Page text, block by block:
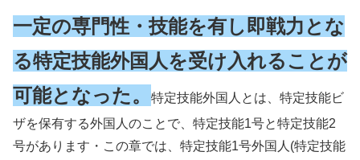
一定の専門性・技能を有し即戦力とな
る特定技能外国人を受け入れることが
可能となった。
特定技能外国人とは、特定技能ビ
ザを保有する外国人のことで、特定技能1号と特定技能2
号があります・この章では、特定技能1号外国人(特定技能